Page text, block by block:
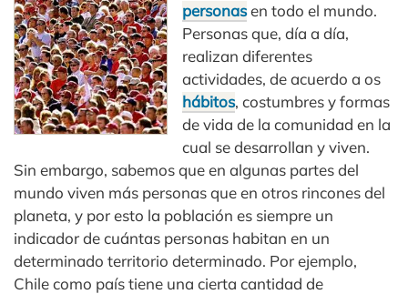
personasen todo el mundo.
Personas que, día a día,
realizan diferentes
actividades, de acuerdo a os
hábitos, costumbres y formas
de vida de la comunidad en la
cual se desarrollan y viven.
Sin embargo, sabemos que en algunas partes del
mundo viven más personas que en otros rincones del
planeta, y por esto la población es siempre un
indicador de cuántas personas habitan en un
determinado territorio determinado. Por ejemplo,
Chile como país tiene una cierta cantidad de